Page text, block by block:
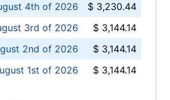
4th of 2026
$ 3,230.44
3rd of 2026
$ 3,144.14
2nd of 2026
$ 3,144.14
1st of 2026
$ 3,144.14